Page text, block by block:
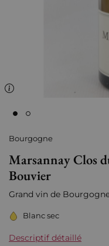
Bourgogne
Marsannay Clos
Bouvier
Grand vin de
Blanc sec
Descriptif détaillé